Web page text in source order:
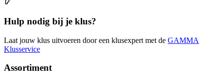
Hulp nodig bij je klus?
Laat jouw klus uitvoeren door een klusexpert met de GAMMA
Klusservice
Assortiment